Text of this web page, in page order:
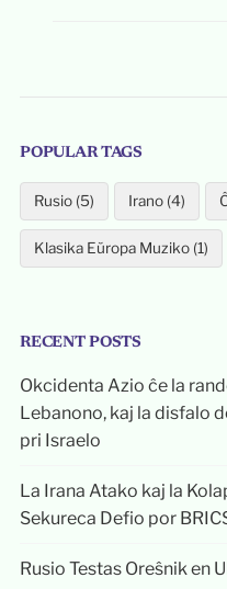
POPULAR TAGS
Rusio (5) Irano (4)
Klasika Eŭropa Muziko (1)
RECENT POSTS
Okcidenta Azio ĉe la
Lebanono, kaj la disfalo
pri Israelo
La Irana Atako kaj la
Sekureca Defio por
Rusio Testas Oreŝnik en